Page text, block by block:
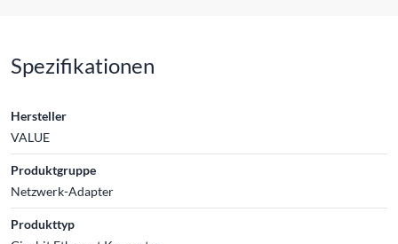
Spezifikationen
Hersteller
VALUE
Produktgruppe
Netzwerk-Adapter
Produkttyp